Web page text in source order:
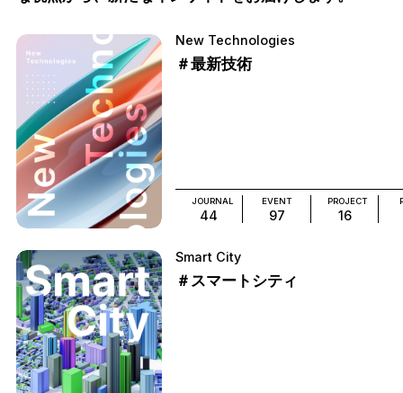
New Technologies
＃最新技術
JOURNAL
44
EVENT
97
PROJECT
16
Smart City
＃スマートシティ